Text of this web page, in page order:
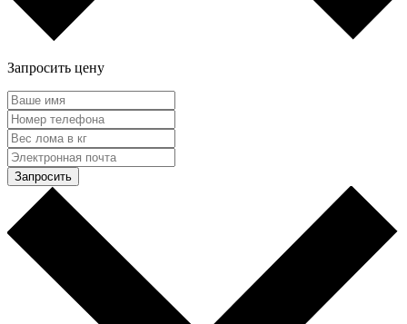
Запросить цену
Запросить